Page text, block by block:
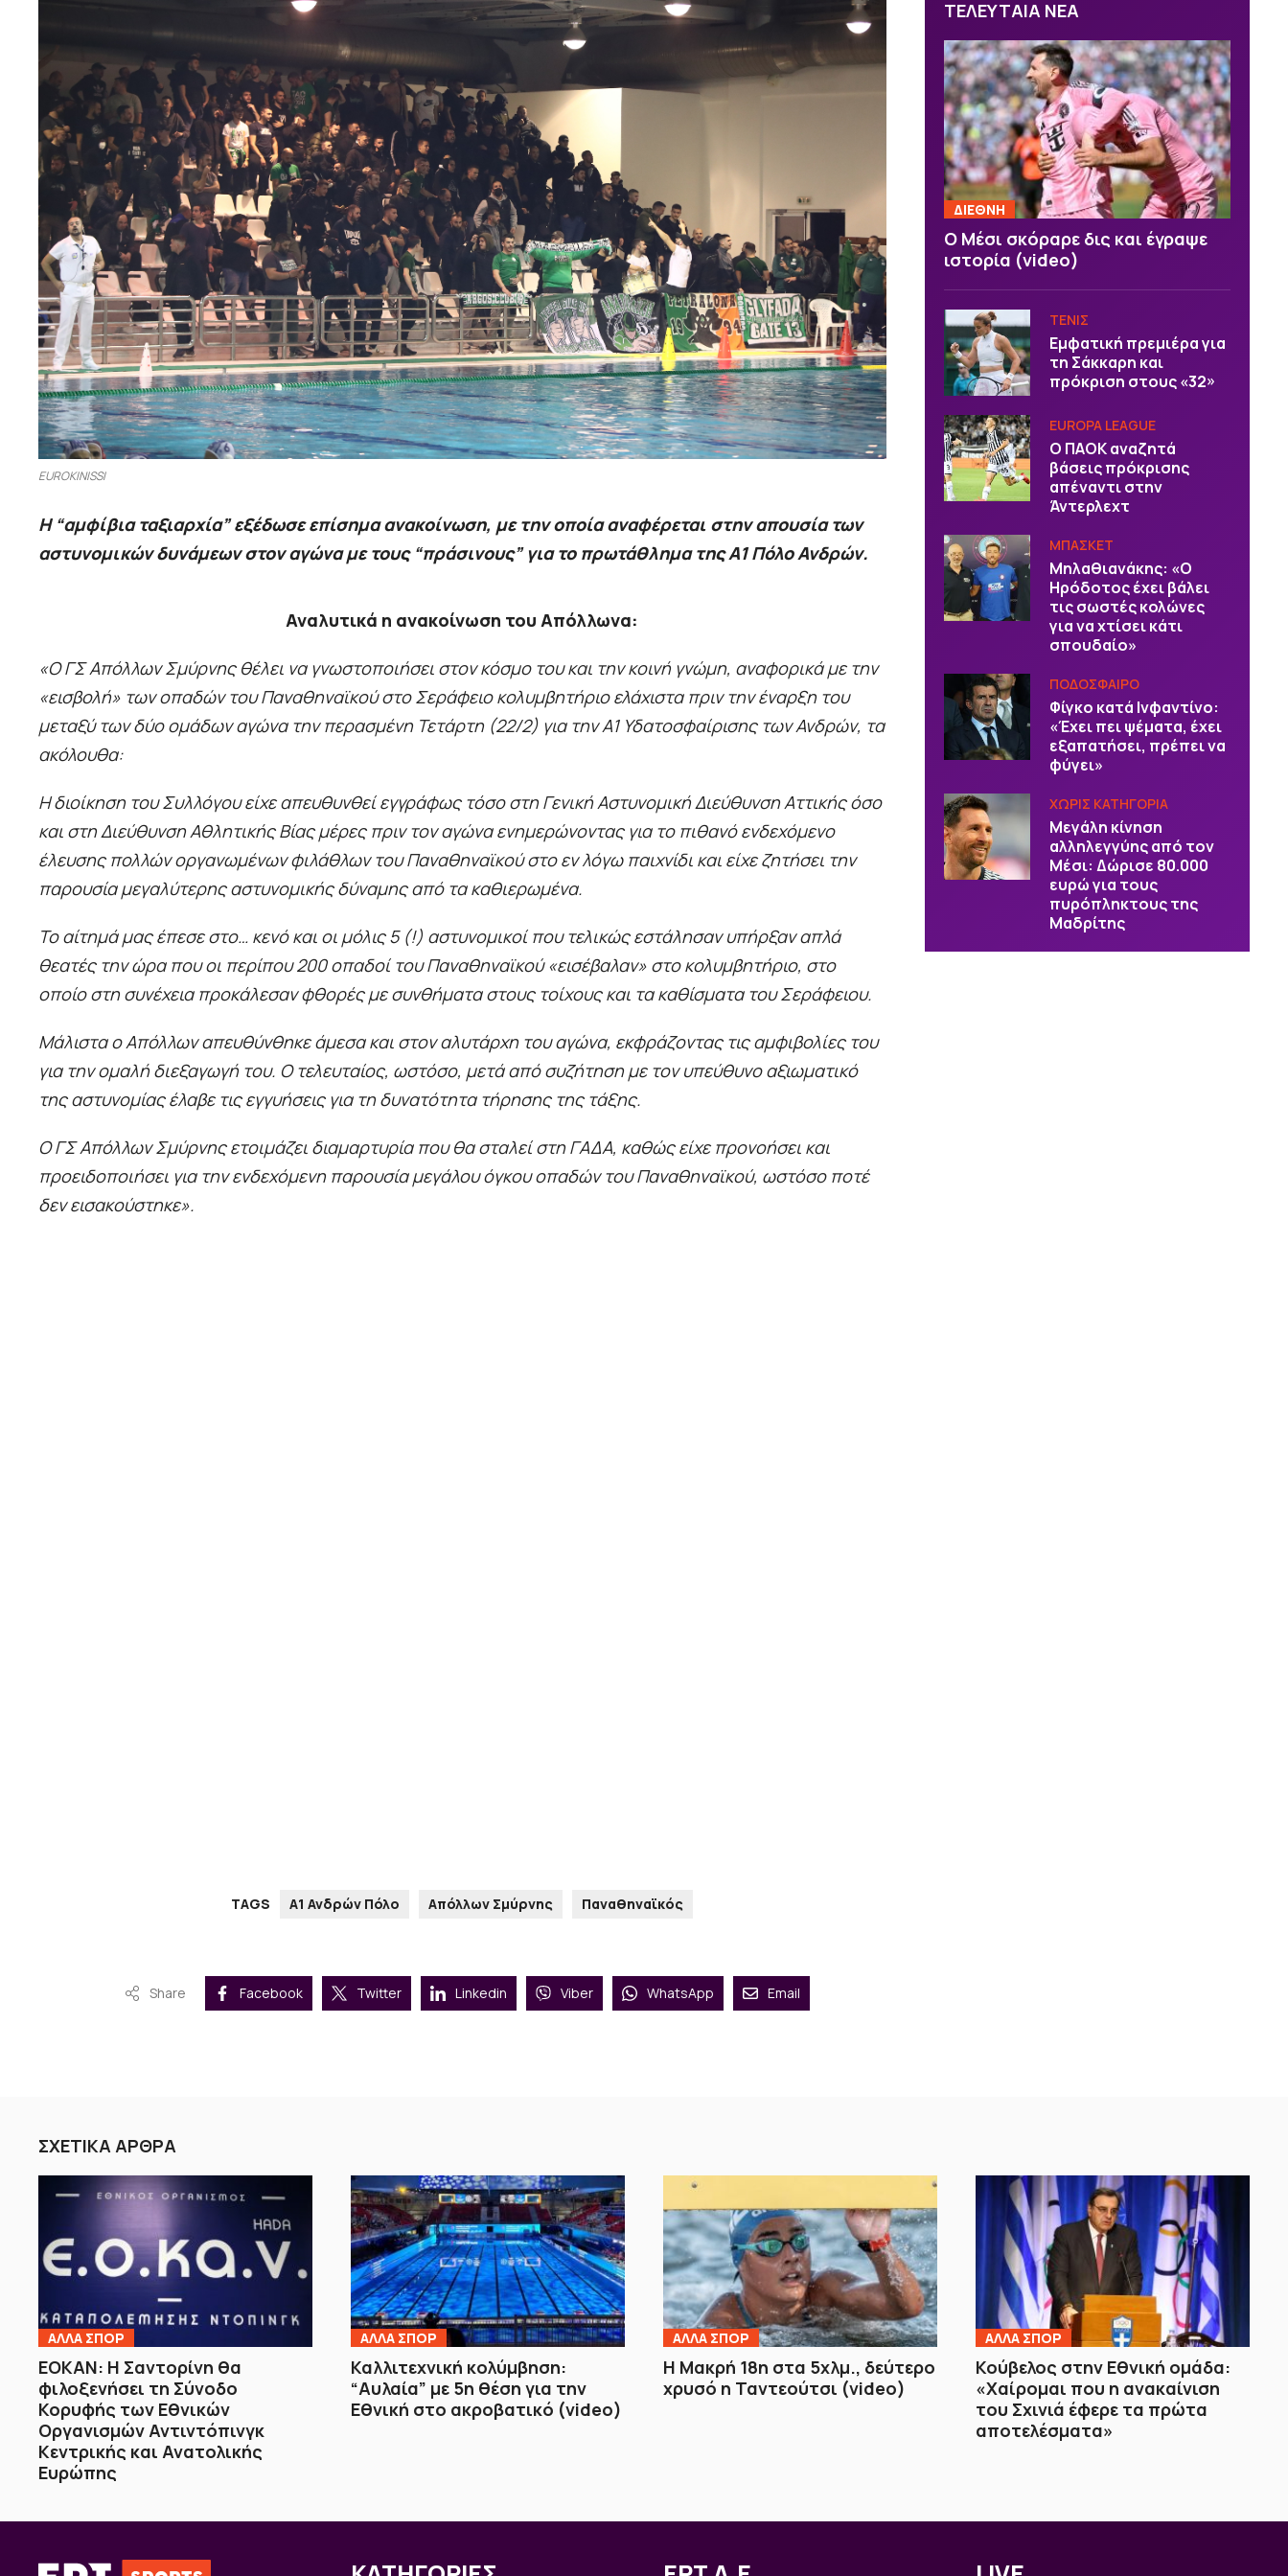
EUROKINISSI
Η “αμφίβια ταξιαρχία” εξέδωσε επίσημα ανακοίνωση, με την οποία αναφέρεται στην απουσία των
αστυνομικών δυνάμεων στον αγώνα με τους “πράσινους” για το πρωτάθλημα της Α1 Πόλο Ανδρών.
Αναλυτικά η ανακοίνωση του Απόλλωνα:
«Ο ΓΣ Απόλλων Σμύρνης θέλει να γνωστοποιήσει στον κόσμο του και την κοινή γνώμη, αναφορικά με την
«εισβολή» των οπαδών του Παναθηναϊκού στο Σεράφειο κολυμβητήριο ελάχιστα πριν την έναρξη του
μεταξύ των δύο ομάδων αγώνα την περασμένη Τετάρτη (22/2) για την Α1 Υδατοσφαίρισης των Ανδρών, τα
ακόλουθα:
Η διοίκηση του Συλλόγου είχε απευθυνθεί εγγράφως τόσο στη Γενική Αστυνομική Διεύθυνση Αττικής όσο
και στη Διεύθυνση Αθλητικής Βίας μέρες πριν τον αγώνα ενημερώνοντας για το πιθανό ενδεχόμενο
έλευσης πολλών οργανωμένων φιλάθλων του Παναθηναϊκού στο εν λόγω παιχνίδι και είχε ζητήσει την
παρουσία μεγαλύτερης αστυνομικής δύναμης από τα καθιερωμένα.
Το αίτημά μας έπεσε στο… κενό και οι μόλις 5 (!) αστυνομικοί που τελικώς εστάλησαν υπήρξαν απλά
θεατές την ώρα που οι περίπου 200 οπαδοί του Παναθηναϊκού «εισέβαλαν» στο κολυμβητήριο, στο
οποίο στη συνέχεια προκάλεσαν φθορές με συνθήματα στους τοίχους και τα καθίσματα του Σεράφειου.
Μάλιστα ο Απόλλων απευθύνθηκε άμεσα και στον αλυτάρχη του αγώνα, εκφράζοντας τις αμφιβολίες του
για την ομαλή διεξαγωγή του. Ο τελευταίος, ωστόσο, μετά από συζήτηση με τον υπεύθυνο αξιωματικό
της αστυνομίας έλαβε τις εγγυήσεις για τη δυνατότητα τήρησης της τάξης.
Ο ΓΣ Απόλλων Σμύρνης ετοιμάζει διαμαρτυρία που θα σταλεί στη ΓΑΔΑ, καθώς είχε προνοήσει και
προειδοποιήσει για την ενδεχόμενη παρουσία μεγάλου όγκου οπαδών του Παναθηναϊκού, ωστόσο ποτέ
δεν εισακούστηκε».
TAGS Α1 Ανδρών Πόλο Απόλλων Σμύρνης Παναθηναϊκός
Share Facebook Twitter Linkedin Viber WhatsApp Email
ΤΕΛΕΥΤΑΙΑ ΝΕΑ
ΔΙΕΘΝΗ
Ο Μέσι σκόραρε δις και έγραψε
ιστορία (video)
ΤΕΝΙΣ
Εμφατική πρεμιέρα για
τη Σάκκαρη και
πρόκριση στους «32»
EUROPA LEAGUE
Ο ΠΑΟΚ αναζητά
βάσεις πρόκρισης
απέναντι στην
Άντερλεχτ
ΜΠΑΣΚΕΤ
Μηλαθιανάκης: «Ο
Ηρόδοτος έχει βάλει
τις σωστές κολώνες
για να χτίσει κάτι
σπουδαίο»
ΠΟΔΟΣΦΑΙΡΟ
Φίγκο κατά Ινφαντίνο:
«Έχει πει ψέματα, έχει
εξαπατήσει, πρέπει να
φύγει»
ΧΩΡΙΣ ΚΑΤΗΓΟΡΙΑ
Μεγάλη κίνηση
αλληλεγγύης από τον
Μέσι: Δώρισε 80.000
ευρώ για τους
πυρόπληκτους της
Μαδρίτης
ΣΧΕΤΙΚΑ ΑΡΘΡΑ
ΑΛΛΑ ΣΠΟΡ
ΕΟΚΑΝ: Η Σαντορίνη θα
φιλοξενήσει τη Σύνοδο
Κορυφής των Εθνικών
Οργανισμών Αντιντόπινγκ
Κεντρικής και Ανατολικής
Ευρώπης
ΑΛΛΑ ΣΠΟΡ
Καλλιτεχνική κολύμβηση:
“Αυλαία” με 5η θέση για την
Εθνική στο ακροβατικό (video)
ΑΛΛΑ ΣΠΟΡ
Η Μακρή 18η στα 5χλμ., δεύτερο
χρυσό η Ταντεούτσι (video)
ΑΛΛΑ ΣΠΟΡ
Κούβελος στην Εθνική ομάδα:
«Χαίρομαι που η ανακαίνιση
του Σχινιά έφερε τα πρώτα
αποτελέσματα»